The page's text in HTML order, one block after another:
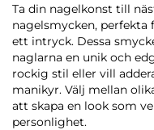
Ta din nagelkonst till
nagelsmycken,
ett intryck. Dessa
naglarna en unik och
rockig stil eller vill
manikyr. Välj mellan
att skapa en look som
personlighet.